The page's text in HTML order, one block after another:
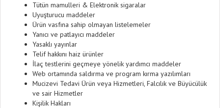
Tütün mamulleri & Elektronik sigaralar
Uyuşturucu maddeler
Ürün vasfına sahip olmayan listelemeler
Yanıcı ve patlayıcı maddeler
Yasaklı yayınlar
Telif hakkını haiz ürünler
İlaç testlerini geçmeye yönelik yardımcı maddeler
Web ortamında saldırma ve program kırma yazılımları
Mucizevi Tedavi Ürün veya Hizmetleri, Falcılık ve Büyücülük
ve sair Hizmetler
Kişilik Hakları